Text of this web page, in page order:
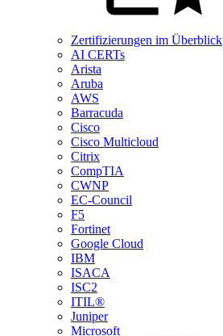
Zertifizierungen im Überblick
AI CERTs
Arista
Aruba
AWS
Barracuda
Cisco
Cisco Multicloud
Citrix
CompTIA
CWNP
EC-Council
F5
Fortinet
Google Cloud
IBM
ISACA
ISC2
ITIL®
Juniper
Microsoft